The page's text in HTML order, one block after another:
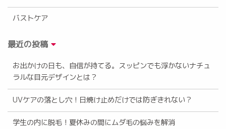
バストケア
最近の投稿
お出かけの日も、自信が持てる。スッピンでも浮かないナチュ
ラルな目元デザインとは？
UVケアの落とし穴！日焼け止めだけでは防ぎきれない？
学生の内に脱毛！夏休みの間にムダ毛の悩みを解消